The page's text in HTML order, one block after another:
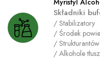
Myristyl
Składniki
/ Stabilizatory
/ Środek
/ Strukturantów
/ Alkohole